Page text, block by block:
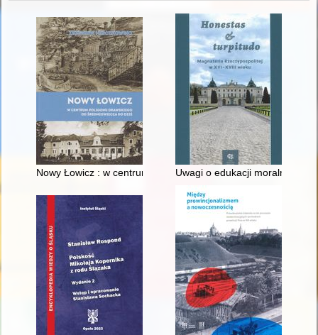
Nowy Łowicz : w centrum poligonu drawskiego od
Uwagi o edukacji moralnej